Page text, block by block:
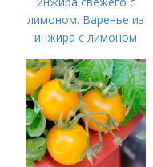
лимоном. Варенье из
инжира с лимоном